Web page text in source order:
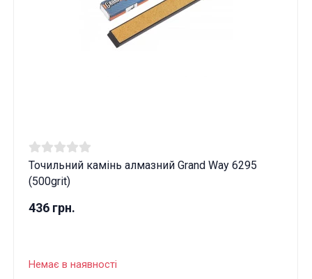
Точильний камінь алмазний Grand Way 6295
(500grit)
436 грн.
Немає в наявності